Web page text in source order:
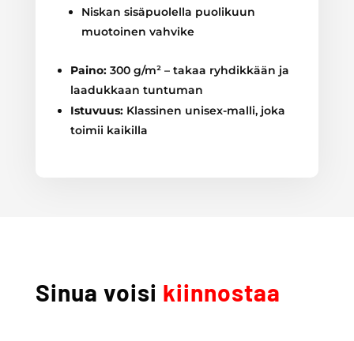
Niskan sisäpuolella puolikuun
muotoinen vahvike
Paino:300 g/m² – takaa ryhdikkään ja
laadukkaan tuntuman
Istuvuus:Klassinen unisex-malli, joka
toimii kaikilla
Sinua voisi kiinnostaa